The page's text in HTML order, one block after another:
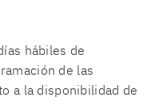
hábiles de
de las
a la disponibilidad de